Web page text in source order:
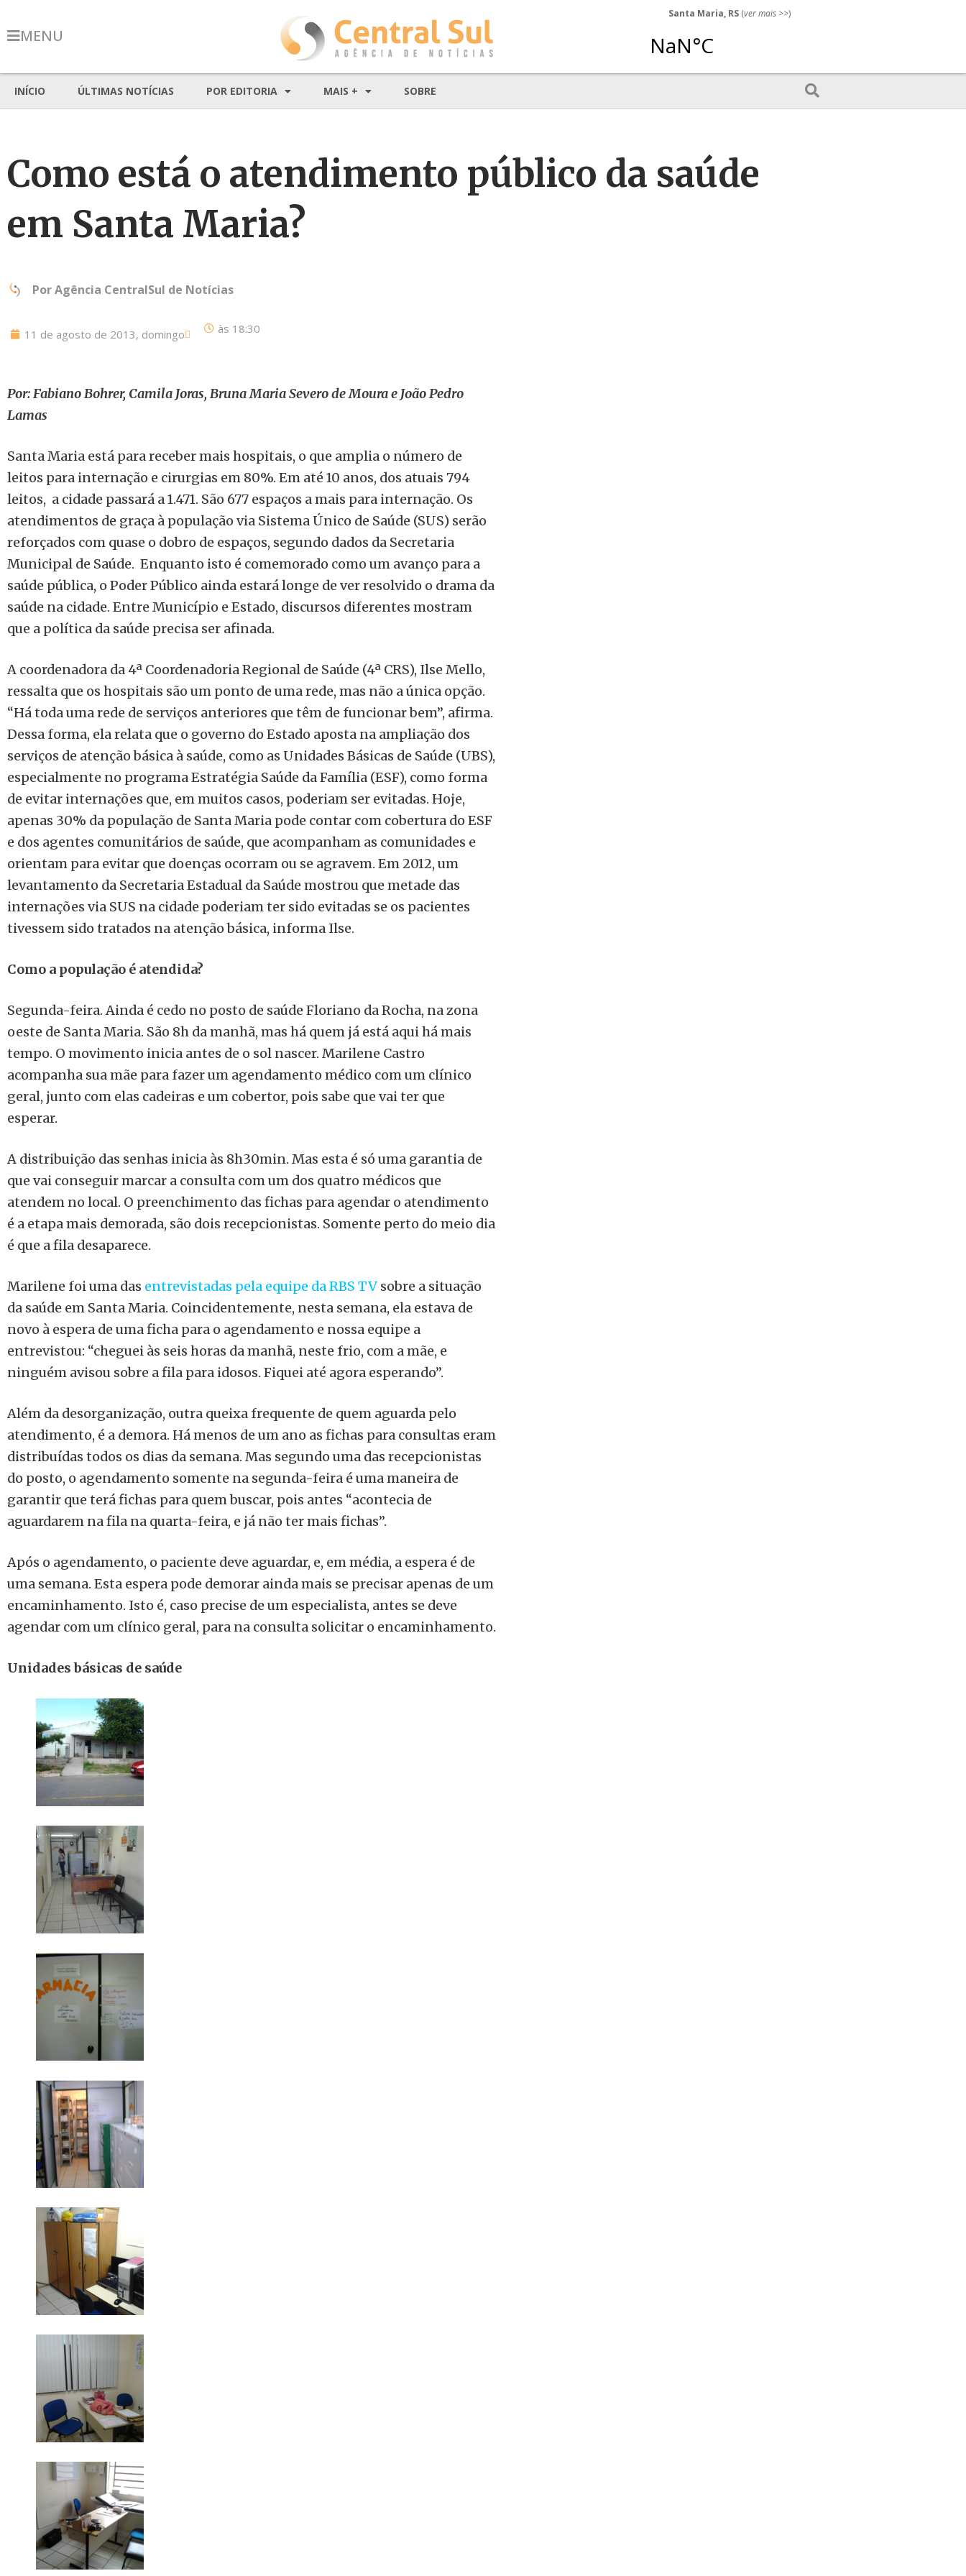
MENU
Santa Maria, RS (ver mais >>)
INÍCIO ÚLTIMAS NOTÍCIAS POR EDITORIA MAIS + SOBRE
Como está o atendimento público da saúde
em Santa Maria?
PorAgência CentralSul de Notícias
11 de agosto de 2013, domingo às 18:30
Por: Fabiano Bohrer, Camila Joras, Bruna Maria Severo de Moura e João Pedro
Lamas
Santa Maria está para receber mais hospitais, o que amplia o número de
leitos para internação e cirurgias em 80%. Em até 10 anos, dos atuais 794
leitos, a cidade passará a 1.471. São 677 espaços a mais para internação. Os
atendimentos de graça à população via Sistema Único de Saúde (SUS) serão
reforçados com quase o dobro de espaços, segundo dados da Secretaria
Municipal de Saúde. Enquanto isto é comemorado como um avanço para a
saúde pública, o Poder Público ainda estará longe de ver resolvido o drama da
saúde na cidade. Entre Município e Estado, discursos diferentes mostram
que a política da saúde precisa ser afinada.
A coordenadora da 4ª Coordenadoria Regional de Saúde (4ª CRS), Ilse Mello,
ressalta que os hospitais são um ponto de uma rede, mas não a única opção.
“Há toda uma rede de serviços anteriores que têm de funcionar bem”, afirma.
Dessa forma, ela relata que o governo do Estado aposta na ampliação dos
serviços de atenção básica à saúde, como as Unidades Básicas de Saúde (UBS),
especialmente no programa Estratégia Saúde da Família (ESF), como forma
de evitar internações que, em muitos casos, poderiam ser evitadas. Hoje,
apenas 30% da população de Santa Maria pode contar com cobertura do ESF
e dos agentes comunitários de saúde, que acompanham as comunidades e
orientam para evitar que doenças ocorram ou se agravem. Em 2012, um
levantamento da Secretaria Estadual da Saúde mostrou que metade das
internações via SUS na cidade poderiam ter sido evitadas se os pacientes
tivessem sido tratados na atenção básica, informa Ilse.
Como a população é atendida?
Segunda-feira. Ainda é cedo no posto de saúde Floriano da Rocha, na zona
oeste de Santa Maria. São 8h da manhã, mas há quem já está aqui há mais
tempo. O movimento inicia antes de o sol nascer. Marilene Castro
acompanha sua mãe para fazer um agendamento médico com um clínico
geral, junto com elas cadeiras e um cobertor, pois sabe que vai ter que
esperar.
A distribuição das senhas inicia às 8h30min. Mas esta é só uma garantia de
que vai conseguir marcar a consulta com um dos quatro médicos que
atendem no local. O preenchimento das fichas para agendar o atendimento
é a etapa mais demorada, são dois recepcionistas. Somente perto do meio dia
é que a fila desaparece.
Marilene foi uma das entrevistadas pela equipe da RBS TV sobre a situação
da saúde em Santa Maria. Coincidentemente, nesta semana, ela estava de
novo à espera de uma ficha para o agendamento e nossa equipe a
entrevistou: “cheguei às seis horas da manhã, neste frio, com a mãe, e
ninguém avisou sobre a fila para idosos. Fiquei até agora esperando”.
Além da desorganização, outra queixa frequente de quem aguarda pelo
atendimento, é a demora. Há menos de um ano as fichas para consultas eram
distribuídas todos os dias da semana. Mas segundo uma das recepcionistas
do posto, o agendamento somente na segunda-feira é uma maneira de
garantir que terá fichas para quem buscar, pois antes “acontecia de
aguardarem na fila na quarta-feira, e já não ter mais fichas”.
Após o agendamento, o paciente deve aguardar, e, em média, a espera é de
uma semana. Esta espera pode demorar ainda mais se precisar apenas de um
encaminhamento. Isto é, caso precise de um especialista, antes se deve
agendar com um clínico geral, para na consulta solicitar o encaminhamento.
Unidades básicas de saúde